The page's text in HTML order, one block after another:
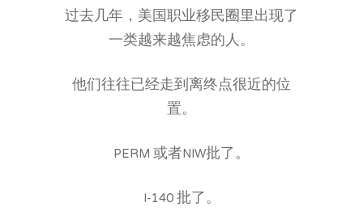
过去几年，美国职业移民圈里出现了
一类越来越焦虑的人。
他们往往已经走到离终点很近的位
置。
PERM 或者NIW批了。
I-140 批了。